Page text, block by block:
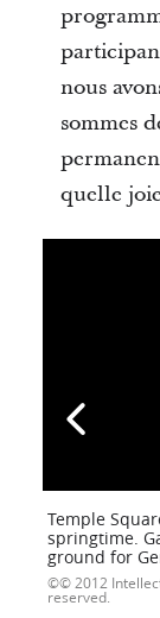
nous
sommes
quelle
Temple
springtime.
ground for
© 2012
reserved.